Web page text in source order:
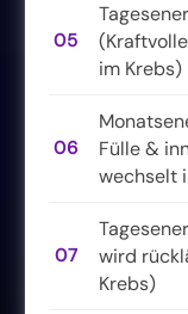
05
im Krebs)
06
Fülle &
wechselt
07
wird
Krebs)